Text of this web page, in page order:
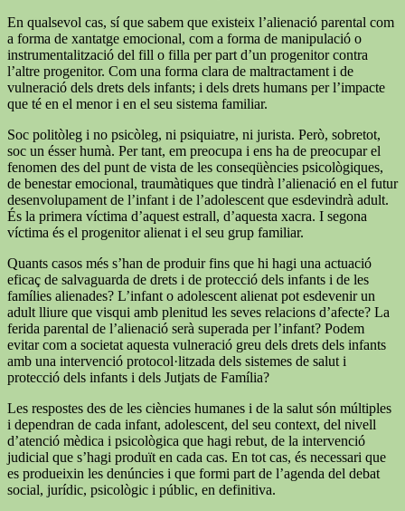
En qualsevol cas, sí que sabem que existeix l’alienació parental com
a forma de xantatge emocional, com a forma de manipulació o
instrumentalització del fill o filla per part d’un progenitor contra
l’altre progenitor. Com una forma clara de maltractament i de
vulneració dels drets dels infants; i dels drets humans per l’impacte
que té en el menor i en el seu sistema familiar.
Soc politòleg i no psicòleg, ni psiquiatre, ni jurista. Però, sobretot,
soc un ésser humà. Per tant, em preocupa i ens ha de preocupar el
fenomen des del punt de vista de les conseqüències psicològiques,
de benestar emocional, traumàtiques que tindrà l’alienació en el futur
desenvolupament de l’infant i de l’adolescent que esdevindrà adult.
És la primera víctima d’aquest estrall, d’aquesta xacra. I segona
víctima és el progenitor alienat i el seu grup familiar.
Quants casos més s’han de produir fins que hi hagi una actuació
eficaç de salvaguarda de drets i de protecció dels infants i de les
famílies alienades? L’infant o adolescent alienat pot esdevenir un
adult lliure que visqui amb plenitud les seves relacions d’afecte? La
ferida parental de l’alienació serà superada per l’infant? Podem
evitar com a societat aquesta vulneració greu dels drets dels infants
amb una intervenció protocol·litzada dels sistemes de salut i
protecció dels infants i dels Jutjats de Família?
Les respostes des de les ciències humanes i de la salut són múltiples
i dependran de cada infant, adolescent, del seu context, del nivell
d’atenció mèdica i psicològica que hagi rebut, de la intervenció
judicial que s’hagi produït en cada cas. En tot cas, és necessari que
es produeixin les denúncies i que formi part de l’agenda del debat
social, jurídic, psicològic i públic, en definitiva.